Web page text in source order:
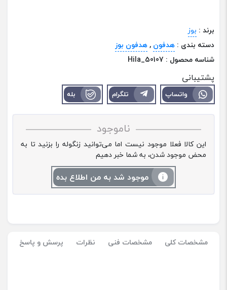
برند : بوز
دسته بندی : هدفون ,هدفون بوز
شناسه محصول : Hila_50107
پشتیبانی
واتساپ تلگرام بله
ناموجود
این کالا فعلا موجود نیست اما می‌توانید زنگوله را بزنید تا به
محض موجود شدن، به شما خبر دهیم
موجود شد به من اطلاع بده
مشخصات کلی مشخصات فنی نظرات پرسش و پاسخ